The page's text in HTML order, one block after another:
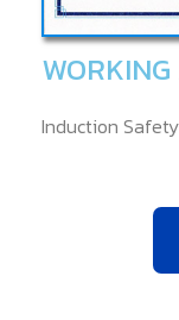
Induction